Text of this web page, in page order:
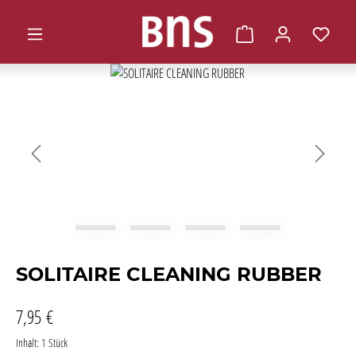
Warenkorb enthält
Bildergalerie überspringen
SOLITAIRE CLEANING RUBBER
7,95 €
Inhalt: 1 Stück